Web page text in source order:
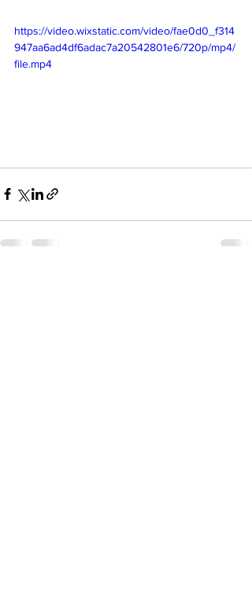
https://video.wixstatic.com/video/fae0d0_f314
947aa6ad4df6adac7a20542801e6/720p/mp4/
file.mp4